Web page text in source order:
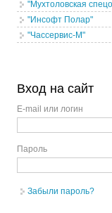
"Мухтоловская
"Инсофт Полар"
"Чассервис-М"
Вход на сайт
E-mail или логин
Пароль
Забыли пароль?